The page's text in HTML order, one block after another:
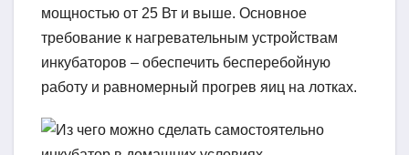
мощностью от 25 Вт и выше. Основное
требование к нагревательным устройствам
инкубаторов – обеспечить бесперебойную
работу и равномерный прогрев яиц на лотках.